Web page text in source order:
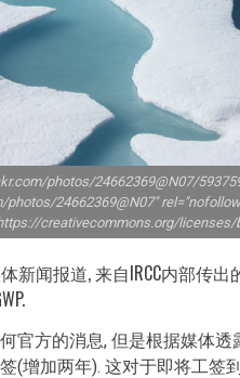
photos/24662369@N07/
24662369@N07"
creativecommons.org/licenses/
新闻报道, 来自IRCC内部传
官方的消息, 但是根据媒体透
(增加两年). 这对于即将工签